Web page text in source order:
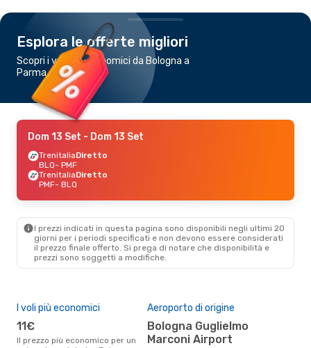
Esplora le offerte migliori
Scopri i voli più economici da Bologna a
Parma
Dom 13 Set - Dom 13 Set
TrenitaliaDiretto
BLQ- PMF
TrenitaliaDiretto
PMF- BLQ
I prezzi indicati in questa pagina sono disponibili negli ultimi 20
giorni per i periodi specificati e non devono essere considerati
il ​​prezzo finale offerto. Si prega di notare che disponibilità e
prezzi sono soggetti a modifiche.
I voli più economici
11€
Il prezzo più economico per un
Aeroporto di origine
Bologna Guglielmo
Marconi Airport